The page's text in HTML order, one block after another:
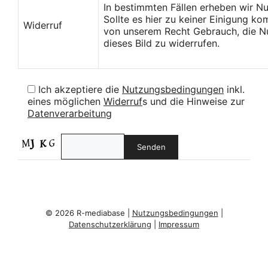
Widerruf
In bestimmten Fällen erheben wir
Sollte es hier zu keiner Einigung
von unserem Recht Gebrauch, die
dieses Bild zu widerrufen.
Ich akzeptiere die Nutzungsbedingungen inkl.
eines möglichen Widerrufs und die Hinweise zur
Datenverarbeitung
© 2026 R-mediabase | Nutzungsbedingungen
Datenschutzerklärung
Impressum